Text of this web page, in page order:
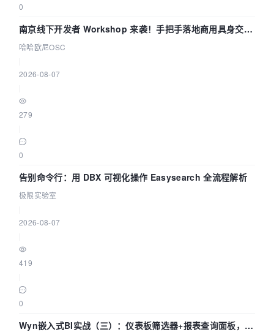
0
南京线下开发者 Workshop 来袭！手把手落地商用具身交互
智能 Agent 应用
哈哈欧尼OSC
2026-08-07
279
0
告别命令行：用 DBX 可视化操作 Easysearch 全流程解析
极限实验室
2026-08-07
419
0
Wyn嵌入式BI实战（三）：仪表板筛选器+报表查询面板，参